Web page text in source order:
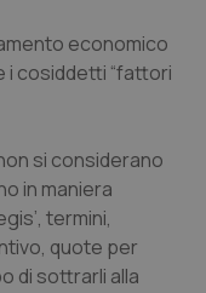
economico
cosiddetti “fattori
si considerano
in maniera
termini,
quote per
di sottrarli alla